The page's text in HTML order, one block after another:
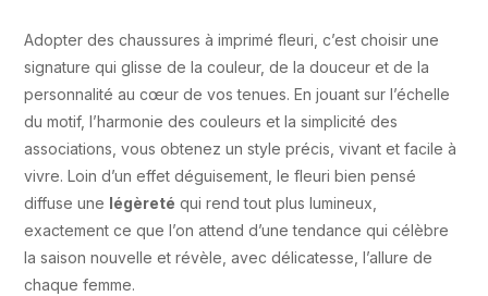
Adopter des chaussures à imprimé fleuri, c’est choisir une
signature qui glisse de la couleur, de la douceur et de la
personnalité au cœur de vos tenues. En jouant sur l’échelle
du motif, l’harmonie des couleurs et la simplicité des
associations, vous obtenez un style précis, vivant et facile à
vivre. Loin d’un effet déguisement, le fleuri bien pensé
diffuse une légèreté qui rend tout plus lumineux,
exactement ce que l’on attend d’une tendance qui célèbre
la saison nouvelle et révèle, avec délicatesse, l’allure de
chaque femme.